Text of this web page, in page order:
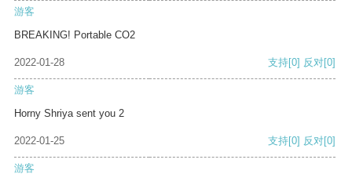
游客
BREAKING! Portable CO2
2022-01-28 支持[0] 反对[0]
游客
Horny Shriya sent you 2
2022-01-25 支持[0] 反对[0]
游客